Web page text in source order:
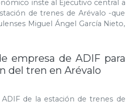
inste al Ejecutivo central a
de trenes de Arévalo -que
Miguel Ángel García Nieto,
empresa de ADIF para
del tren en Arévalo
de la estación de trenes de